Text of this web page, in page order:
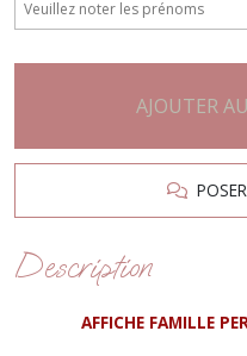
AJOUTER
Description
AFFICHE FAMILLE